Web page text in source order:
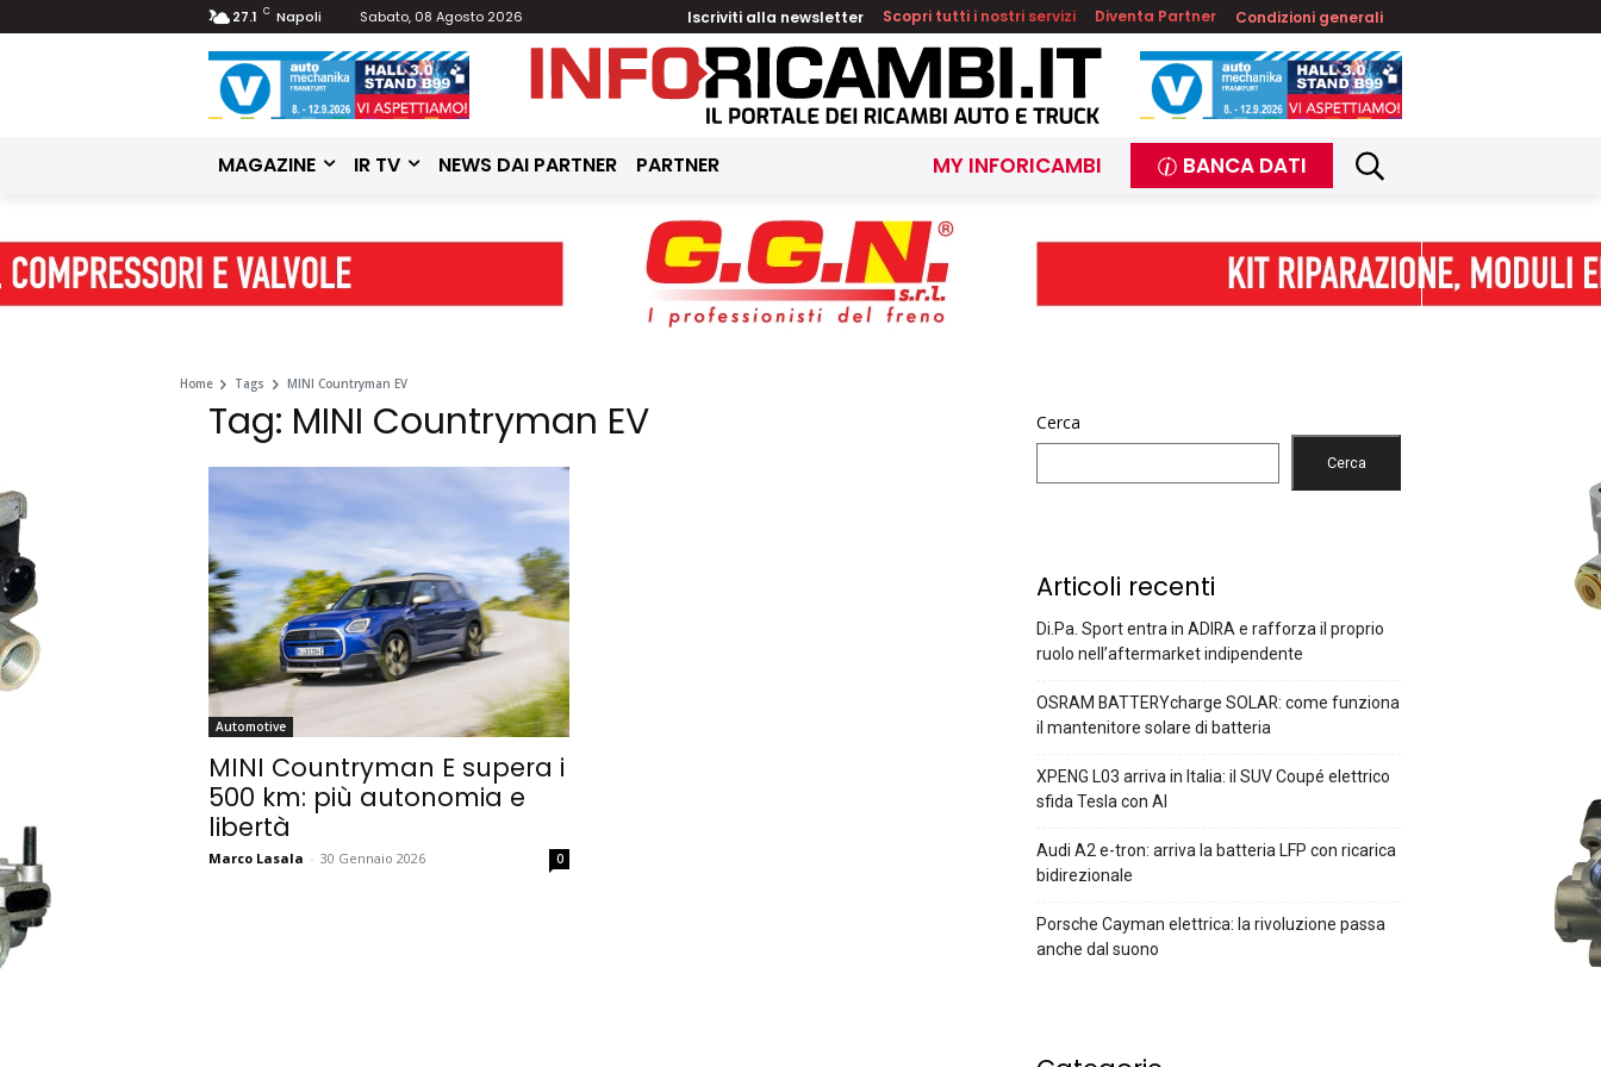
27.1 C Napoli Sabato, 08 Agosto 2026 Iscriviti alla newsletter Scopri tutti i nostri servizi Diventa Partner Condizioni generali
MAGAZINE IR TV NEWS DAI PARTNER PARTNER MY INFORICAMBI BANCA DATI
Home Tags MINI Countryman EV
Tag: MINI Countryman EV
Automotive
MINI Countryman E supera i
500 km: più autonomia e
libertà
Marco Lasala - 30 Gennaio 2026 0
Cerca
Cerca
Articoli recenti
Di.Pa. Sport entra in ADIRA e rafforza il proprio
ruolo nell’aftermarket indipendente
OSRAM BATTERYcharge SOLAR: come funziona
il mantenitore solare di batteria
XPENG L03 arriva in Italia: il SUV Coupé elettrico
sfida Tesla con AI
Audi A2 e-tron: arriva la batteria LFP con ricarica
bidirezionale
Porsche Cayman elettrica: la rivoluzione passa
anche dal suono